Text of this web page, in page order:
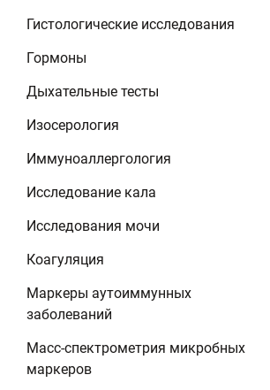
Гистологические исследования
Гормоны
Дыхательные тесты
Изосерология
Иммуноаллергология
Исследование кала
Исследования мочи
Коагуляция
Маркеры аутоиммунных
заболеваний
Масс-спектрометрия микробных
маркеров